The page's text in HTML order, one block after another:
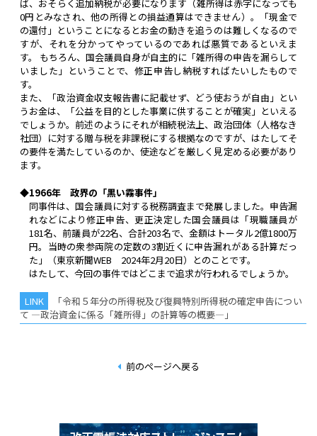
ば、おそらく追加納税が必要になります（雑所得は赤字になっても
0円とみなされ、他の所得との損益通算はできません）。「現金で
の還付」ということになるとお金の動きを追うのは難しくなるので
すが、それを分かってやっているのであれば悪質であるといえま
す。 もちろん、国会議員自身が自主的に「雑所得の申告を漏らして
いました」ということで、修正申告し納税すればたいしたもので
す。
また、「政治資金収支報告書に記載せず、どう使おうが自由」とい
うお金は、「公益を目的とした事業に供することが確実」といえる
でしょうか。前述のようにそれが相続税法上、政治団体（人格なき
社団）に対する贈与税を非課税にする根拠なのですが、はたしてそ
の要件を満たしているのか、使途などを厳しく見定める必要があり
ます。
◆1966年 政界の「黒い霧事件」
同事件は、国会議員に対する税務調査まで発展しました。申告漏
れなどにより修正申告、更正決定した国会議員は「現職議員が
181名、前議員が22名、合計203名で、金額はトータル2億1800万
円。当時の衆参両院の定数の3割近くに申告漏れがある計算だっ
た」（東京新聞WEB 2024年2月20日）とのことです。
はたして、今回の事件ではどこまで追求が行われるでしょうか。
「令和５年分の所得税及び復興特別所得税の確定申告につい
て ―政治資金に係る「雑所得」の計算等の概要―」
前のページへ戻る